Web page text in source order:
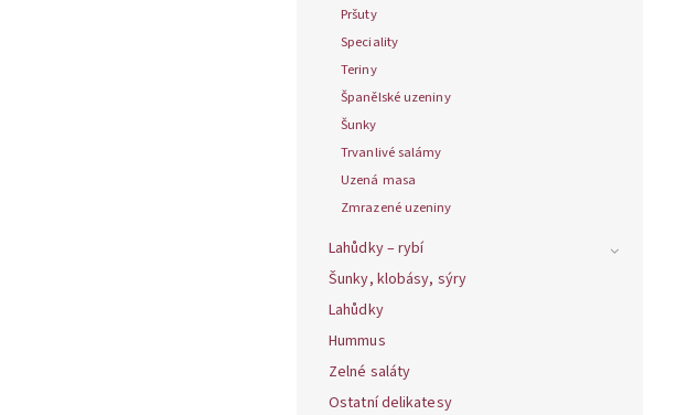
Pršuty
Speciality
Teriny
Španělské uzeniny
Šunky
Trvanlivé salámy
Uzená masa
Zmrazené uzeniny
Lahůdky – rybí
Šunky, klobásy, sýry
Lahůdky
Hummus
Zelné saláty
Ostatní delikatesy